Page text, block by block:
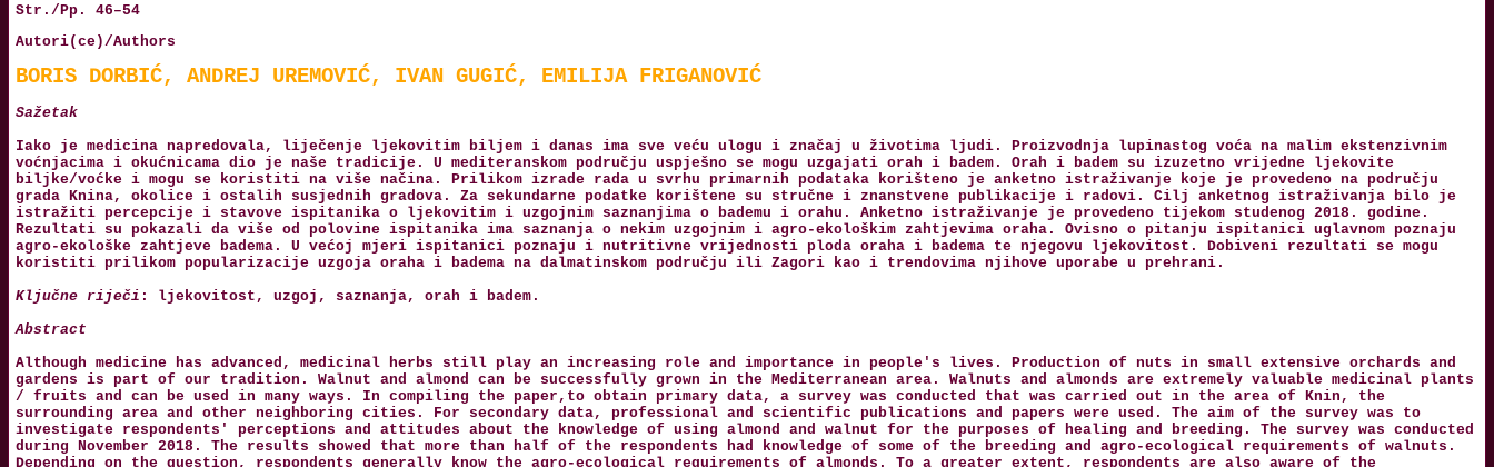
Str./Pp. 46–54
Autori(ce)/Authors
BORIS DORBIĆ, ANDREJ UREMOVIĆ, IVAN GUGIĆ, EMILIJA FRIGANOVIĆ
Sažetak
Iako je medicina napredovala, liječenje ljekovitim biljem i danas ima sve veću ulogu i značaj u životima ljudi. Proizvodnja lupinastog voća na malim ekstenzivnim
voćnjacima i okućnicama dio je naše tradicije. U mediteranskom području uspješno se mogu uzgajati orah i badem. Orah i badem su izuzetno vrijedne ljekovite
biljke/voćke i mogu se koristiti na više načina. Prilikom izrade rada u svrhu primarnih podataka korišteno je anketno istraživanje koje je provedeno na području
grada Knina, okolice i ostalih susjednih gradova. Za sekundarne podatke korištene su stručne i znanstvene publikacije i radovi. Cilj anketnog istraživanja bilo je
istražiti percepcije i stavove ispitanika o ljekovitim i uzgojnim saznanjima o bademu i orahu. Anketno istraživanje je provedeno tijekom studenog 2018. godine.
Rezultati su pokazali da više od polovine ispitanika ima saznanja o nekim uzgojnim i agro-ekološkim zahtjevima oraha. Ovisno o pitanju ispitanici uglavnom poznaju
agro-ekološke zahtjeve badema. U većoj mjeri ispitanici poznaju i nutritivne vrijednosti ploda oraha i badema te njegovu ljekovitost. Dobiveni rezultati se mogu
koristiti prilikom popularizacije uzgoja oraha i badema na dalmatinskom području ili Zagori kao i trendovima njihove uporabe u prehrani.
Ključne riječi : ljekovitost, uzgoj, saznanja, orah i badem.
Abstract
Although medicine has advanced, medicinal herbs still play an increasing role and importance in people's lives. Production of nuts in small extensive orchards and
gardens is part of our tradition. Walnut and almond can be successfully grown in the Mediterranean area. Walnuts and almonds are extremely valuable medicinal plants
/ fruits and can be used in many ways. In compiling the paper,to obtain primary data, a survey was conducted that was carried out in the area of Knin, the
surrounding area and other neighboring cities. For secondary data, professional and scientific publications and papers were used. The aim of the survey was to
investigate respondents' perceptions and attitudes about the knowledge of using almond and walnut for the purposes of healing and breeding. The survey was conducted
during November 2018. The results showed that more than half of the respondents had knowledge of some of the breeding and agro-ecological requirements of walnuts.
Depending on the question, respondents generally know the agro-ecological requirements of almonds. To a greater extent, respondents are also aware of the